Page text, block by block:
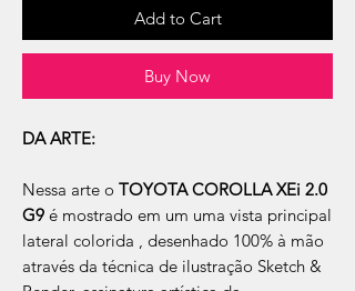
Add to Cart
Buy Now
DA ARTE:
Nessa arte o TOYOTA COROLLA XEi 2.0
G9 é mostrado em um uma vista principal
lateral colorida , desenhado 100% à mão
através da técnica de ilustração Sketch &